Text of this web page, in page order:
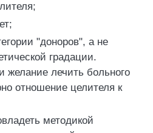
"доноров", а не
градации.
желание лечить больного
отношение целителя к
методикой